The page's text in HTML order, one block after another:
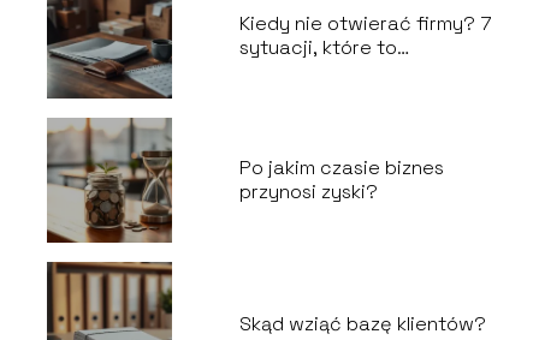
Kiedy nie otwierać firmy? 7
sytuacji, które to
Po jakim czasie biznes
przynosi zyski?
Skąd wziąć bazę klientów?